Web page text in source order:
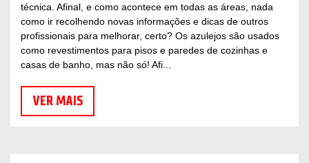
técnica. Afinal, e como acontece em todas as áreas, nada
como ir recolhendo novas informações e dicas de outros
profissionais para melhorar, certo? Os azulejos são usados
como revestimentos para pisos e paredes de cozinhas e
casas de banho, mas não só! Afi...
VER MAIS